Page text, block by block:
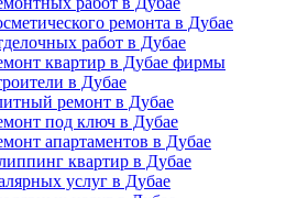
ремонта в Дубае
работ в Дубае
квартир в Дубае фирмы
в Дубае
ремонт в Дубае
под ключ в Дубае
апартаментов в Дубае
квартир в Дубае
услуг в Дубае